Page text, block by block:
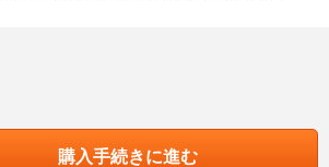
購入手続きに進む